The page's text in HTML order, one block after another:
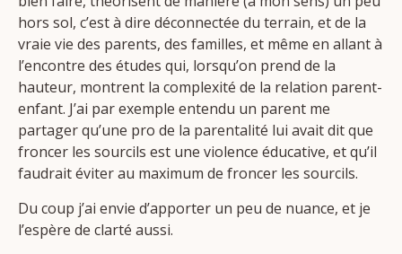
hors sol, c’est à dire déconnectée du terrain, et de la
vraie vie des parents, des familles, et même en allant à
l’encontre des études qui, lorsqu’on prend de la
hauteur, montrent la complexité de la relation parent-
enfant. J’ai par exemple entendu un parent me
partager qu’une pro de la parentalité lui avait dit que
froncer les sourcils est une violence éducative, et qu’il
faudrait éviter au maximum de froncer les sourcils.
Du coup j’ai envie d’apporter un peu de nuance, et je
l’espère de clarté aussi.